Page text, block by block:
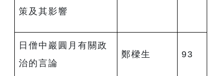
策及其影響
日僧中巖圓月有關政
治的言論
鄭樑生 93